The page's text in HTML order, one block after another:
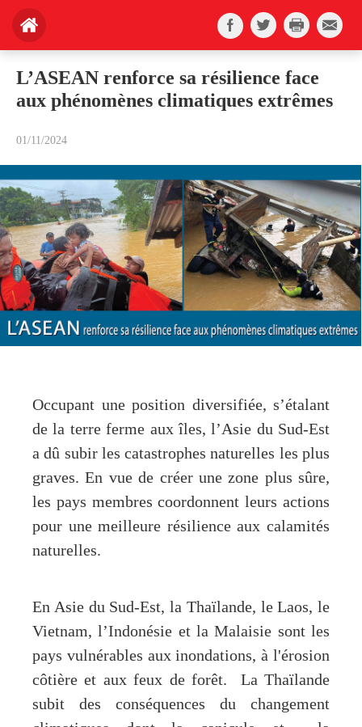
L’ASEAN renforce sa résilience face
aux phénomènes climatiques extrêmes
01/11/2024
Occupant une position diversifiée, s’étalant
de la terre ferme aux îles, l’Asie du Sud-Est
a dû subir les catastrophes naturelles les plus
graves. En vue de créer une zone plus sûre,
les pays membres coordonnent leurs actions
pour une meilleure résilience aux calamités
naturelles.
En Asie du Sud-Est, la Thaïlande, le Laos, le
Vietnam, l’Indonésie et la Malaisie sont les
pays vulnérables aux inondations, à l'érosion
côtière et aux feux de forêt. La Thaïlande
subit des conséquences du changement